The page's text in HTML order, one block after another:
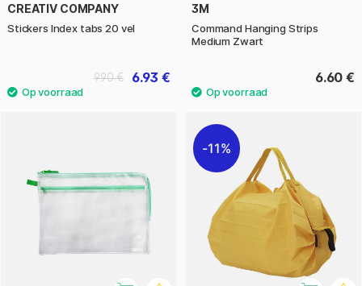
CREATIV COMPANY
Stickers Index tabs 20 vel
6.93 €
9.90 €
3M
Command Hanging Strips
Medium Zwart
6.60 €
11%